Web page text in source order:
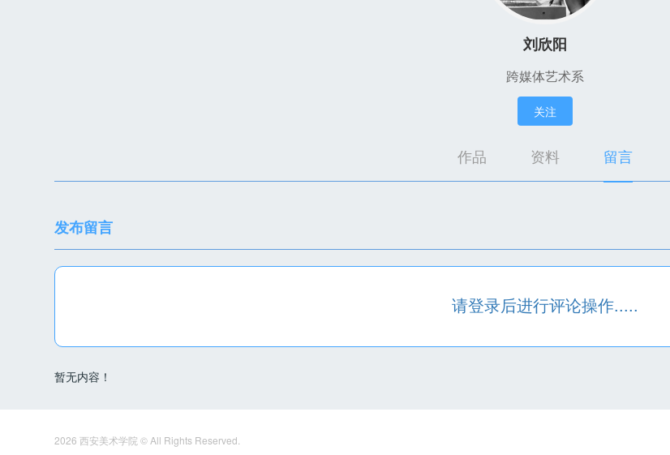
刘欣阳
跨媒体艺术系
关注
作品 资料 留言
发布留言
请登录后进行评论操作.....
暂无内容！
2026 西安美术学院 © All Rights Reserved.